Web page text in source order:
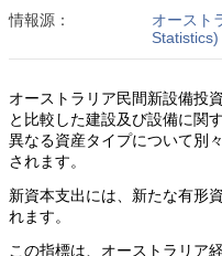
情報源：
オースト
Statistics)
オーストラリア民間新設備投
と比較した建設及び設備に関
異なる資産タイプについて別
されます。
新資本支出には、新たな有形
れます。
この指標は、オーストラリア